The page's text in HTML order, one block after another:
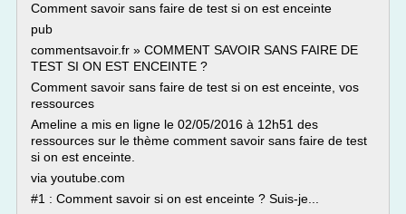
Comment savoir sans faire de test si on est enceinte
pub
commentsavoir.fr » COMMENT SAVOIR SANS FAIRE DE
TEST SI ON EST ENCEINTE ?
Comment savoir sans faire de test si on est enceinte, vos
ressources
Ameline a mis en ligne le 02/05/2016 à 12h51 des
ressources sur le thème comment savoir sans faire de test
si on est enceinte.
via youtube.com
#1 : Comment savoir si on est enceinte ? Suis-je...